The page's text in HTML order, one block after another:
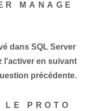
MANAGE
dans SQL Server
l'activer en suivant
précédente.
PROTO